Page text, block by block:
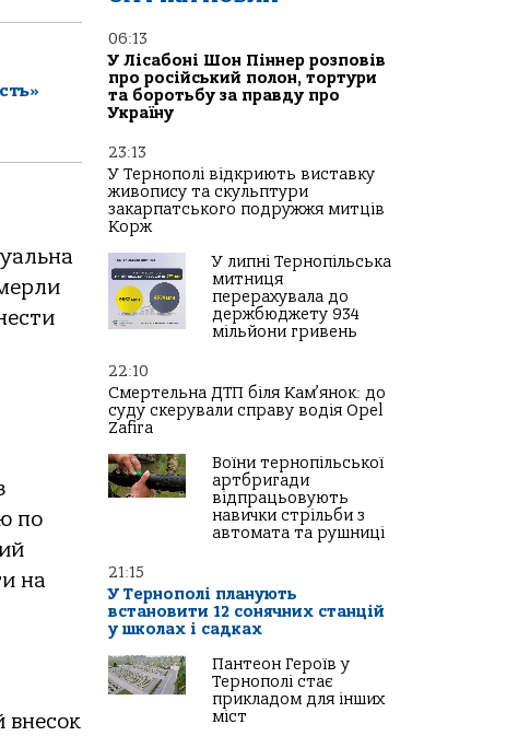
по
на
внесок
06:13
У Лісабоні Шон Піннер розповів
про російський полон, тортури
та боротьбу за правду про
Україну
23:13
У Тернополі відкриють виставку
живопису та скульптури
закарпатського подружжя митців
Корж
У липні Тернопільська
митниця
перерахувала до
держбюджету 934
мільйони гривень
22:10
Смертельна ДТП біля Кам’янок: до
суду скерували справу водія Opel
Zafira
Воїни тернопільської
артбригади
відпрацьовують
навички стрільби з
автомата та рушниці
21:15
У Тернополі планують
встановити 12 сонячних станцій
у школах і садках
Пантеон Героїв у
Тернополі стає
прикладом для інших
міст